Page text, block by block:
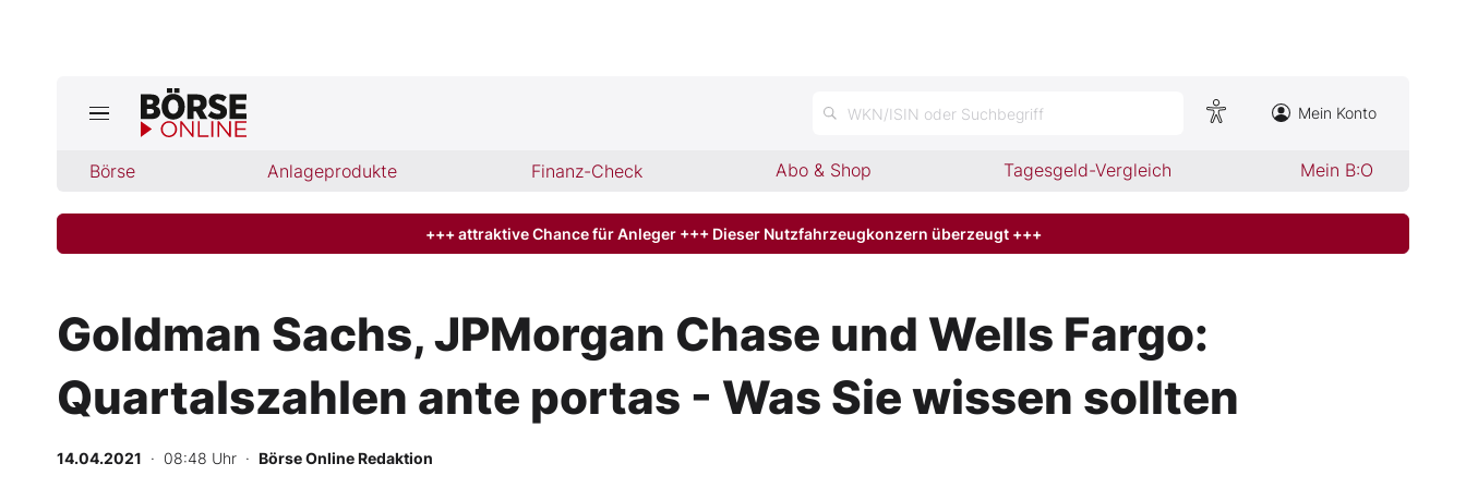
WKN/ISIN oder Suchbegriff Mein Konto
Börse Anlageprodukte Finanz-Check Abo & Shop Tagesgeld-Vergleich Mein B:O
Jetzt aktuelle Ausgabe BÖRSE ONLINE lesen
Finanz-Check
Abo & Shop
BO-Musterdepots
+++ attraktive Chance für Anleger +++ Dieser Nutzfahrzeugkonzern überzeugt +++
Goldman Sachs, JPMorgan Chase und Wells Fargo:
Quartalszahlen ante portas - Was Sie wissen sollten
14.04.2021 · 08:48 Uhr · Börse Online Redaktion